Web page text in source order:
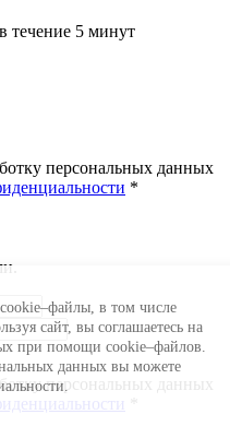
в том числе
сайт, вы соглашаетесь на
при помощи cookie–файлов.
данных вы можете
течение 5 минут
персональных данных
*
персональных данных